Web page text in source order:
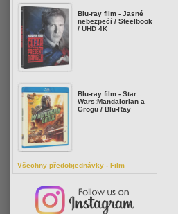
Blu-ray film - Jasné
nebezpečí / Steelbook
/ UHD 4K
Blu-ray film - Star
Wars:Mandalorian a
Grogu / Blu-Ray
Všechny předobjednávky - Film